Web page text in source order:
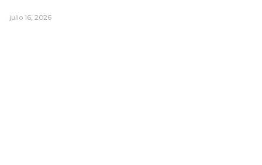
julio 16, 2026